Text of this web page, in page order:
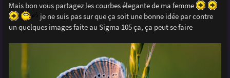
Mais bon vous partagez les courbes élegante de ma femme
je ne suis pas sur que ça soit une bonne idée par contre
un quelques images faite au Sigma 105 ça, ça peut se faire